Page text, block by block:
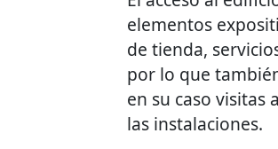
elementos
de tienda,
por lo que
en su caso visitas a
las instalaciones.